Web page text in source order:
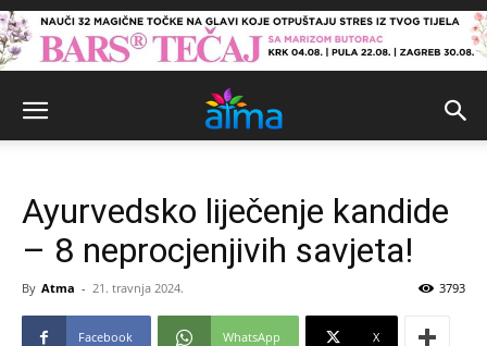
Ayurvedsko liječenje kandide
– 8 neprocjenjivih savjeta!
By Atma - 21. travnja 2024. 3793
Facebook WhatsApp X